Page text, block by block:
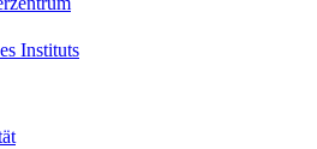
Instituts